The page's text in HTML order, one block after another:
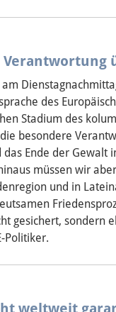
Verantwortung
des
Stadium des
besondere
das Ende der Gewalt
müssen wir
und in
gesichert, sondern
Politiker.
weltweit